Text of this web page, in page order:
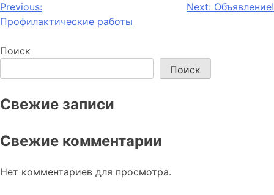
Навигация
по
записям
Previous:
Профилактические работы
Next: Объявление!
Поиск
Поиск
Свежие записи
Свежие комментарии
Нет комментариев для просмотра.